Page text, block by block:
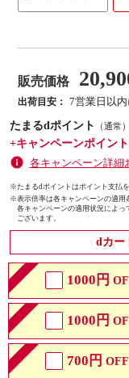
販売価格
出荷目安： 7営業日以
たまるdポイント
（通常）
+キャンペーンポイント
各キャンペーン詳細
※たまるdポイントはポイント支払
※表示倍率は各キャンペーンの適用
各キャンペーンの適用状況によ
ございます。
dカー
1000円
1000円
700円